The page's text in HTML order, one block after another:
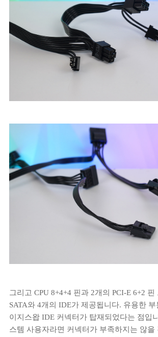
그리고 CPU 8+4+4 핀과 2개의 PCI-E 6+2 핀
SATA와 4개의 IDE가 제공됩니다. 유용한
이지스왑 IDE 커넥터가 탑재되었다는 점입
스템 사용자라면 커넥터가 부족하지는 않을